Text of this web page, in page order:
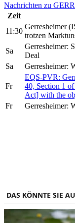
Nachrichten zu
Zeit
11:30
Gerresheimer
trotzen
Sa
Gerresheimer:
Deal
Sa
Gerresheimer:
Fr
EQS-PVR:
40, Section 1
Act] with the
Fr
Gerresheimer: